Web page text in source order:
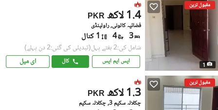
مقبول ترین
1
PKR 1.4 لاکھ
فضائیہ کالونی, راولپنڈی
3
4 1 کنال
شامل کی:2 ہفتے پہل (تبدیلی کی گئی:2 دن پہلے)
ایس ایم ایس کال ای میل
مقبول ترین
PKR 1.3 لاکھ
چکلالہ سکیم 3, چکلالہ سکیم